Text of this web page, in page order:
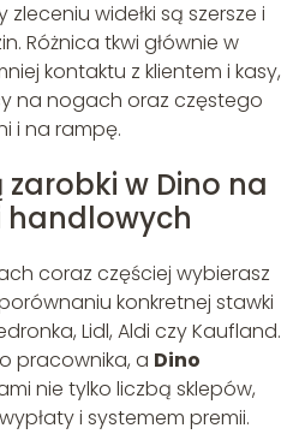
widełki są szersze i
Różnica tkwi głównie w
kontaktu z klientem i kasy,
na nogach oraz częstego
i na rampę.
w Dino na
handlowych
coraz częściej wybierasz
konkretnej stawki
Lidl, Aldi czy Kaufland.
pracownika, a Dino
nie tylko liczbą sklepów,
i systemem premii.